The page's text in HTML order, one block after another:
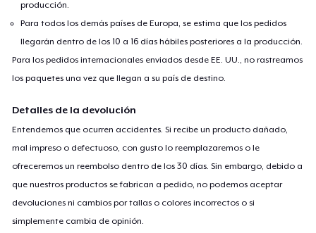
producción.
Para todos los demás países de Europa, se estima que los pedidos
llegarán dentro de los 10 a 16 días hábiles posteriores a la producción.
Para los pedidos internacionales enviados desde EE. UU., no rastreamos
los paquetes una vez que llegan a su país de destino.
Detalles de la devolución
Entendemos que ocurren accidentes. Si recibe un producto dañado,
mal impreso o defectuoso, con gusto lo reemplazaremos o le
ofreceremos un reembolso dentro de los 30 días. Sin embargo, debido a
que nuestros productos se fabrican a pedido, no podemos aceptar
devoluciones ni cambios por tallas o colores incorrectos o si
simplemente cambia de opinión.